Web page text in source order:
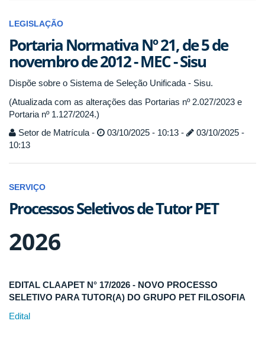
LEGISLAÇÃO
Portaria Normativa Nº 21, de 5 de
novembro de 2012 - MEC - Sisu
Dispõe sobre o Sistema de Seleção Unificada - Sisu.
(Atualizada com as alterações das Portarias nº 2.027/2023 e
Portaria nº 1.127/2024.)
Setor de Matrícula -
03/10/2025 - 10:13 -
03/10/2025 -
10:13
SERVIÇO
Processos Seletivos de Tutor PET
2026
EDITAL CLAAPET N° 17/2026 - NOVO PROCESSO
SELETIVO PARA TUTOR(A) DO GRUPO PET FILOSOFIA
Edital